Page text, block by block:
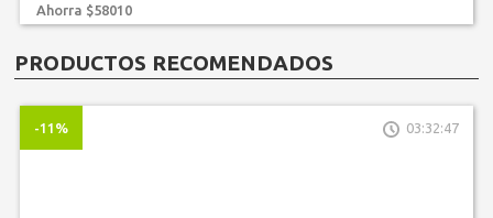
Ahorra $58010
PRODUCTOS RECOMENDADOS
-11% 03:32:47